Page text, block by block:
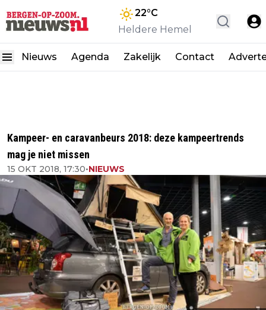
22°C
Heldere Hemel
Nieuws Agenda Zakelijk Contact
Kampeer- en caravanbeurs 2018: deze kampeertrends
mag je niet missen
15 OKT 2018, 17:30•NIEUWS